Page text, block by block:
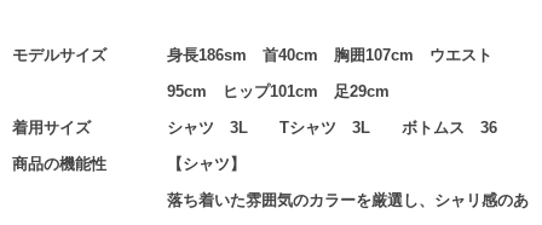
モデルサイズ
身長186sm 首40cm 胸囲107cm ウエスト
95cm ヒップ101cm 足29cm
着用サイズ
シャツ 3L Tシャツ 3L ボトムス 36
商品の機能性
【シャツ】
落ち着いた雰囲気のカラーを厳選し、シャリ感のあ